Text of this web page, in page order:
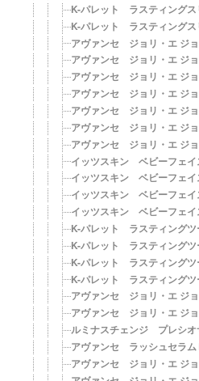
K-パレット ラスティング
K-パレット ラスティング
アヴァンセ ジョリ・エ ジ
アヴァンセ ジョリ・エ ジ
アヴァンセ ジョリ・エ ジ
アヴァンセ ジョリ・エ ジ
アヴァンセ ジョリ・エ ジ
アヴァンセ ジョリ・エ ジ
アヴァンセ ジョリ・エ ジ
イッツスキン ベビーフェ
イッツスキン ベビーフェ
イッツスキン ベビーフェ
イッツスキン ベビーフェ
K-パレット ラスティング
K-パレット ラスティング
K-パレット ラスティング
K-パレット ラスティング
アヴァンセ ジョリ・エ ジ
アヴァンセ ジョリ・エ ジ
ルミナスチェンジ プレシ
アヴァンセ ラッシュセラ
アヴァンセ ジョリ・エ ジ